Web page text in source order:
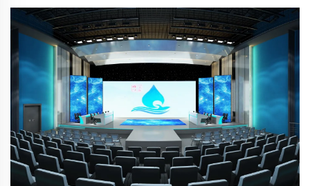
ketiga di wilayah Hubei untuk menubuhkan...